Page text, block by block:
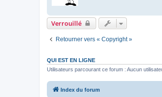
Verrouillé
Retourner vers « Copyright »
QUI EST EN LIGNE
Utilisateurs parcourant ce forum : Aucun
Index du forum